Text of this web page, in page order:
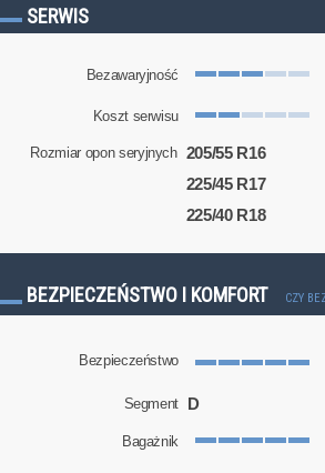
SERWIS
Bezawaryjność
Koszt serwisu
Rozmiar opon seryjnych 205/55 R16
225/45 R17
225/40 R18
BEZPIECZEŃSTWO I KOMFORT CZY
Bezpieczeństwo
Segment D
Bagażnik